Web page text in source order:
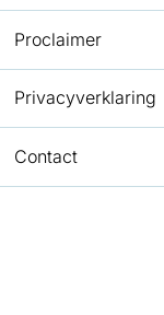
Proclaimer
Privacyverklaring
Contact